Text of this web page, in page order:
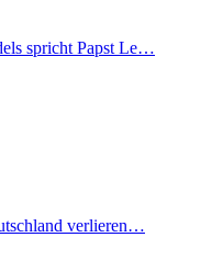
spricht Papst Le…
verlieren…